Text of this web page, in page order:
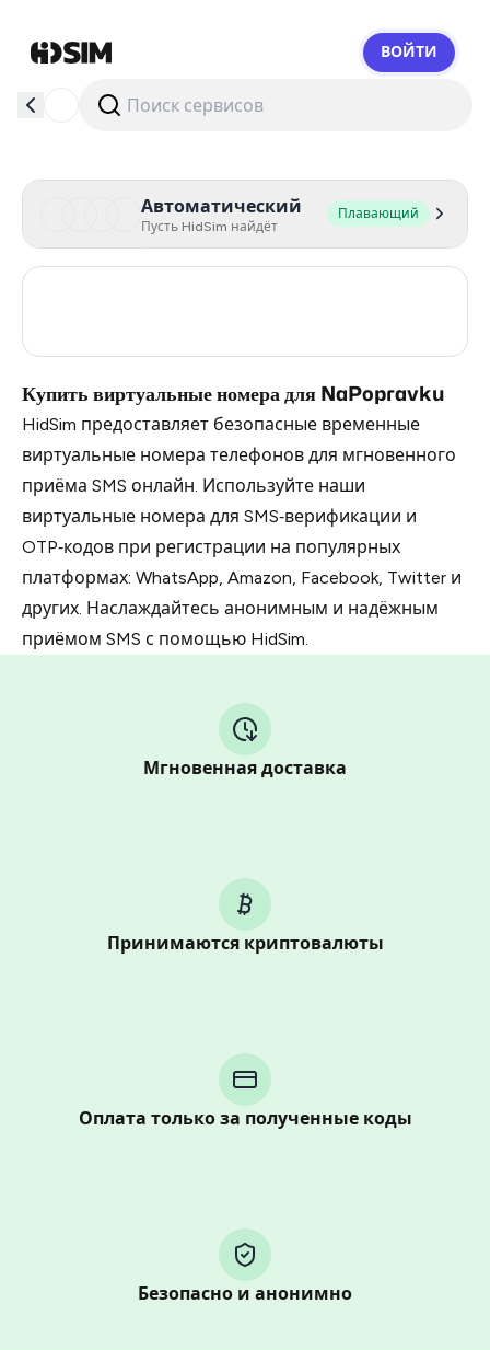
ВОЙТИ
Автоматический
Пусть HidSim найдёт
Плавающий
Купить виртуальные номера для NaPopravku
HidSim предоставляет безопасные временные
виртуальные номера телефонов для мгновенного
приёма SMS онлайн. Используйте наши
виртуальные номера для SMS‑верификации и
OTP‑кодов при регистрации на популярных
платформах: WhatsApp, Amazon, Facebook, Twitter и
других. Наслаждайтесь анонимным и надёжным
приёмом SMS с помощью HidSim.
Мгновенная доставка
Принимаются криптовалюты
Оплата только за полученные коды
Безопасно и анонимно
You purchase Stars via the official
Telegram using your card (or Google Pay, Apple Pay, or
Step 1: Create the order on HidSim